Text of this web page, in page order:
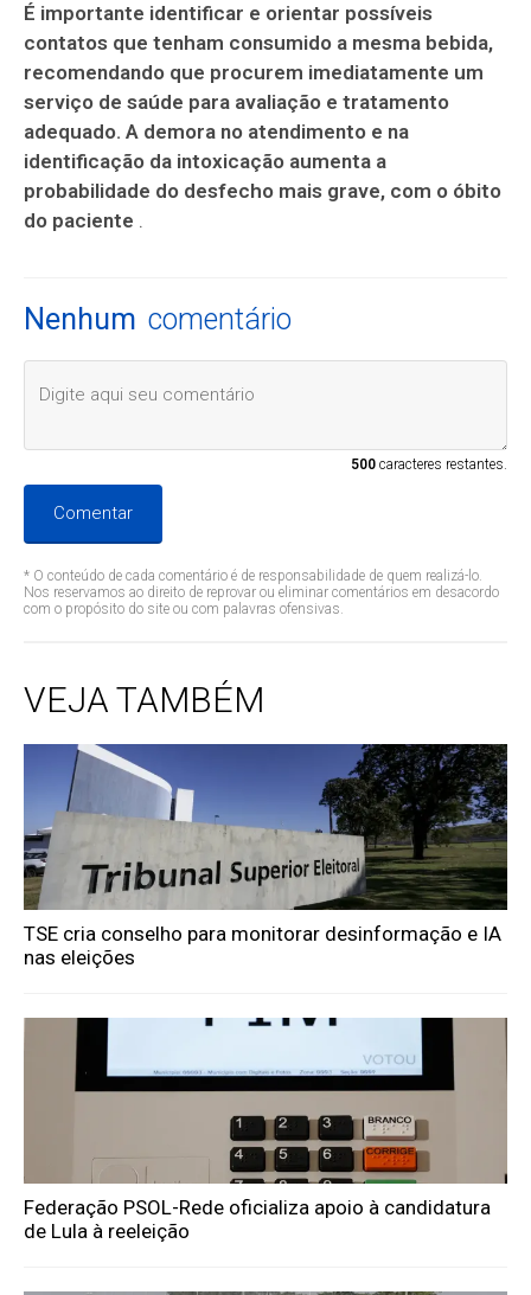
É importante identificar e orientar possíveis
contatos que tenham consumido a mesma bebida,
recomendando que procurem imediatamente um
serviço de saúde para avaliação e tratamento
adequado. A demora no atendimento e na
identificação da intoxicação aumenta a
probabilidade do desfecho mais grave, com o óbito
do paciente .
Nenhum comentário
500caracteres restantes.
Comentar
* O conteúdo de cada comentário é de responsabilidade de quem realizá-lo.
Nos reservamos ao direito de reprovar ou eliminar comentários em desacordo
com o propósito do site ou com palavras ofensivas.
VEJA TAMBÉM
TSE cria conselho para monitorar desinformação e IA
nas eleições
Federação PSOL-Rede oficializa apoio à candidatura
de Lula à reeleição